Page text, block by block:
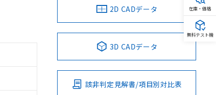
2D CADデータ
3D CADデータ
該非判定見解書/項目別対比表
在庫・価格
無料テスト機